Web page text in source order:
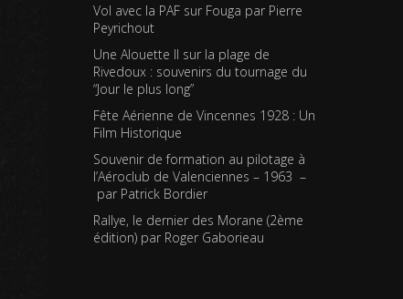
Vol avec la PAF sur Fouga par Pierre
Peyrichout
Une Alouette II sur la plage de
Rivedoux : souvenirs du tournage du
“Jour le plus long”
Fête Aérienne de Vincennes 1928 : Un
Film Historique
Souvenir de formation au pilotage à
l’Aéroclub de Valenciennes – 1963 –
par Patrick Bordier
Rallye, le dernier des Morane (2ème
édition) par Roger Gaborieau